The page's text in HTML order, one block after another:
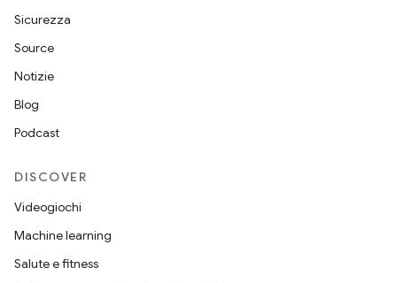
Sicurezza
Source
Notizie
Blog
Podcast
DISCOVER
Videogiochi
Machine learning
Salute e fitness